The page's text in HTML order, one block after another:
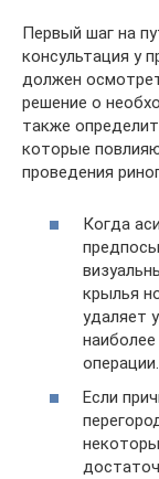
Первый шаг на
консультация у
должен
решение о
также
которые
проведения
Когда
крылья
удаляет
операции.
Если